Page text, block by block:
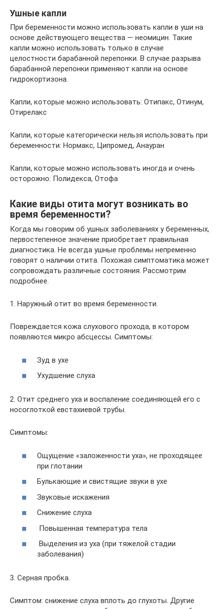
Ушные капли
При беременности можно использовать капли в уши на
основе действующего вещества — неомицин. Такие
капли можно использовать только в случае
целостности барабанной перепонки. В случае разрыва
барабанной перепонки применяют капли на основе
гидрокортизона.
Капли, которые можно использовать: Отипакс, Отинум,
Отирелакс
Капли, которые категорически нельзя использовать при
беременности: Нормакс, Ципромед, Анауран
Капли, которые можно использовать иногда и очень
осторожно: Полидекса, Отофа
Какие виды отита могут возникать во
время беременности?
Когда мы говорим об ушных заболеваниях у беременных,
первостепенное значение приобретает правильная
диагностика. Не всегда ушные проблемы непременно
говорят о наличии отита. Похожая симптоматика может
сопровождать различные состояния. Рассмотрим
подробнее.
1. Наружный отит во время беременности.
Повреждается кожа слухового прохода, в котором
появляются микро абсцессы. Симптомы:
Зуд в ухе
Ухудшение слуха
2. Отит среднего уха и воспаление соединяющей его с
носоглоткой евстахиевой трубы.
Симптомы:
Ощущение «заложенности уха», не проходящее
при глотании
Булькающие и свистящие звуки в ухе
Звуковые искажения
Снижение слуха
Повышенная температура тела
Выделения из уха (при тяжелой стадии
заболевания)
3. Серная пробка.
Симптом: снижение слуха вплоть до глухоты. Другие